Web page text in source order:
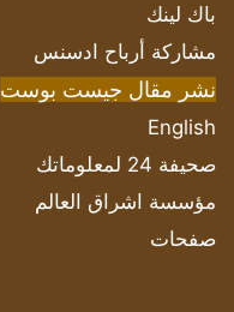
باك لينك
مشاركة أرباح ادسنس
نشر مقال جيست بوست
English
صحيفة 24 لمعلوماتك
مؤسسة اشراق العالم
صفحات